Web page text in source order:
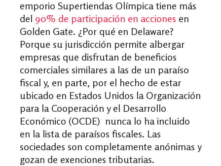
emporio Supertiendas Olímpica tiene más
del 90% de participación en acciones en
Golden Gate. ¿Por qué en Delaware?
Porque su jurisdicción permite albergar
empresas que disfrutan de beneficios
comerciales similares a las de un paraíso
fiscal y, en parte, por el hecho de estar
ubicado en Estados Unidos la Organización
para la Cooperación y el Desarrollo
Económico (OCDE) nunca lo ha incluido
en la lista de paraísos fiscales. Las
sociedades son completamente anónimas y
gozan de exenciones tributarias.